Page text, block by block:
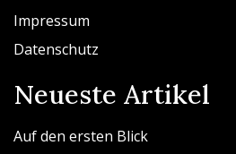
Impressum
Datenschutz
Neueste Artikel
Auf den ersten Blick